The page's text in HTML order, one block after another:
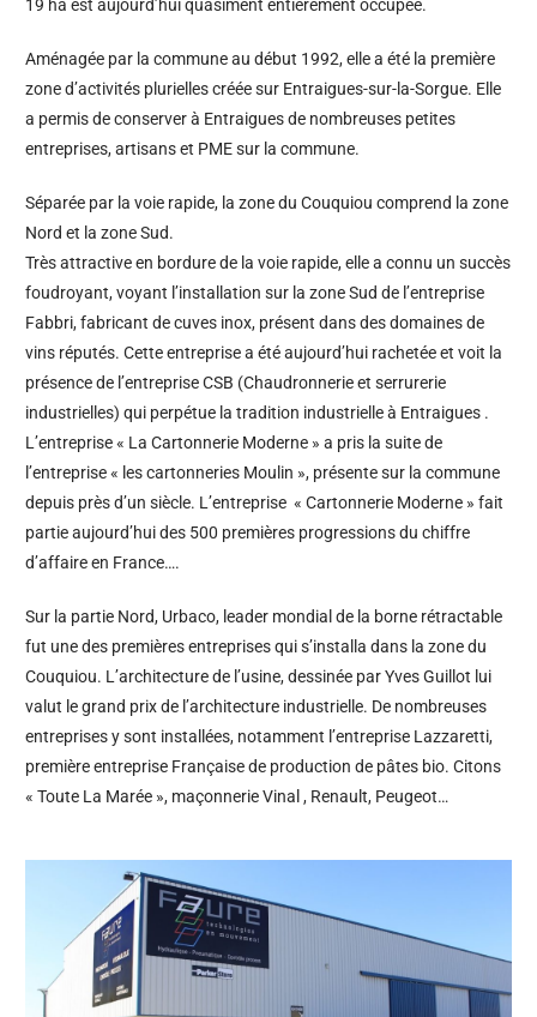
19 ha est aujourd’hui quasiment entièrement occupée.
Aménagée par la commune au début 1992, elle a été la première
zone d’activités plurielles créée sur Entraigues-sur-la-Sorgue. Elle
a permis de conserver à Entraigues de nombreuses petites
entreprises, artisans et PME sur la commune.
Séparée par la voie rapide, la zone du Couquiou comprend la zone
Nord et la zone Sud.
Très attractive en bordure de la voie rapide, elle a connu un succès
foudroyant, voyant l’installation sur la zone Sud de l’entreprise
Fabbri, fabricant de cuves inox, présent dans des domaines de
vins réputés. Cette entreprise a été aujourd’hui rachetée et voit la
présence de l’entreprise CSB (Chaudronnerie et serrurerie
industrielles) qui perpétue la tradition industrielle à Entraigues .
L’entreprise « La Cartonnerie Moderne » a pris la suite de
l’entreprise « les cartonneries Moulin », présente sur la commune
depuis près d’un siècle. L’entreprise « Cartonnerie Moderne » fait
partie aujourd’hui des 500 premières progressions du chiffre
d’affaire en France….
Sur la partie Nord, Urbaco, leader mondial de la borne rétractable
fut une des premières entreprises qui s’installa dans la zone du
Couquiou. L’architecture de l’usine, dessinée par Yves Guillot lui
valut le grand prix de l’architecture industrielle. De nombreuses
entreprises y sont installées, notamment l’entreprise Lazzaretti,
première entreprise Française de production de pâtes bio. Citons
« Toute La Marée », maçonnerie Vinal , Renault, Peugeot…